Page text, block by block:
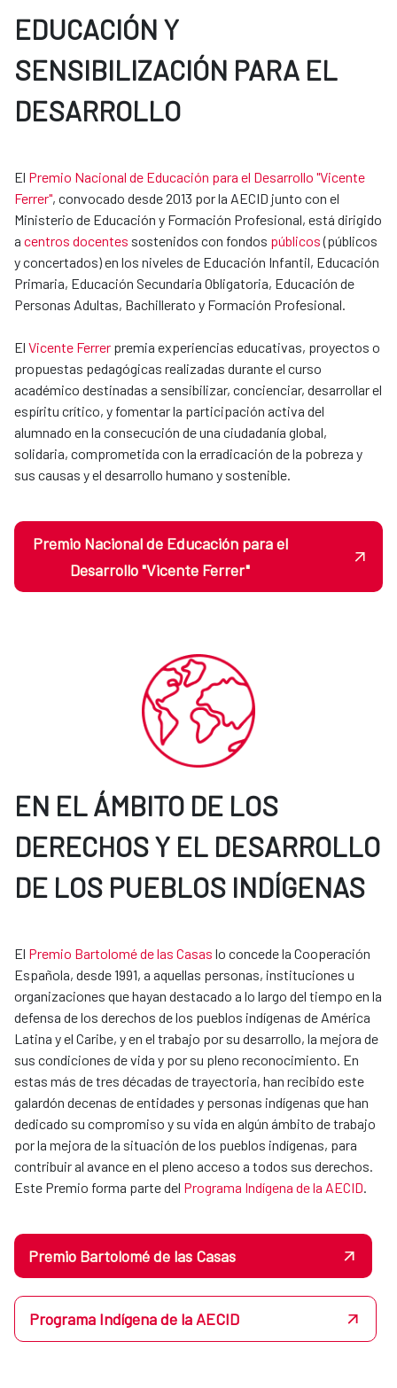
EDUCACIÓN Y
SENSIBILIZACIÓN PARA EL
DESARROLLO
El Premio Nacional de Educación para el Desarrollo "Vicente
Ferrer", convocado desde 2013 por la AECID junto con el
Ministerio de Educación y Formación Profesional, está dirigido
a centros docentes sostenidos con fondos públicos(públicos
y concertados) en los niveles de Educación Infantil, Educación
Primaria, Educación Secundaria Obligatoria, Educación de​​
Personas Adultas, Bachillerato y Formación Profesional.
El Vicente Ferrer premia experiencias educativas, proyectos o
propuestas pedagógicas realizadas durante el curso
académico destinadas a sensibilizar, concienciar, desarrollar el
espíritu crítico, y fomentar la participación activa del
alumnado en la consecución de una ciudadanía global,
solidaria, comprometida con la erradicación de la pobreza y
sus causas y el desarrollo humano y sostenible.
Premio Nacional de Educación para el
Desarrollo "Vicente Ferrer"
EN EL ÁMBITO DE LOS
DERECHOS Y EL DESARROLLO
DE LOS PUEBLOS INDÍGENAS
El Premio Bartolomé de las Casas lo concede la Cooperación
Española, desde 1991, a aquellas personas, instituciones u
organizaciones que hayan destacado a lo largo del tiempo en la
defensa de los derechos de los pueblos indígenas de América
Latina y el Caribe, y en el trabajo por su desarrollo, la mejora de
sus condiciones de vida y por su pleno reconocimiento. En
estas más de tres décadas de trayectoria, han recibido este
galardón decenas de entidades y personas indígenas que han
dedicado su compromiso y su vida en algún ámbito de trabajo
por la mejora de la situación de los pueblos indígenas, para
contribuir al avance en el pleno acceso a todos sus derechos.
Este Premio forma parte del Programa Indígena de la AECID
Premio Bartolomé de las Casas
Programa Indígena de la AECID